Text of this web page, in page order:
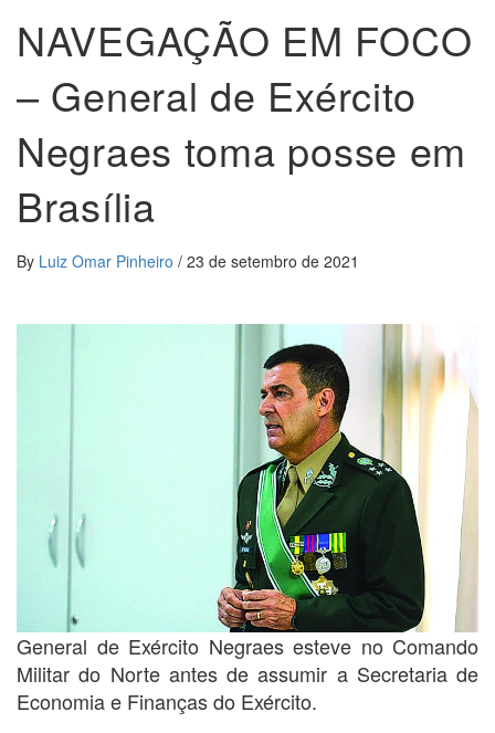
NAVEGAÇÃO EM FOCO
– General de Exército
Negraes toma posse em
Brasília
By Luiz Omar Pinheiro / 23 de setembro de 2021
General de Exército Negraes esteve no Comando
Militar do Norte antes de assumir a Secretaria de
Economia e Finanças do Exército.